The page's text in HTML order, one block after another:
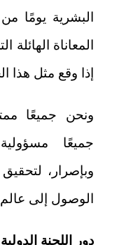
البشرية يومًا
المعاناة
إذا وقع مثل هذا
ونحن جميعًا
جميعًا
وبإصرار،
الوصول إلى
دور اللجنة